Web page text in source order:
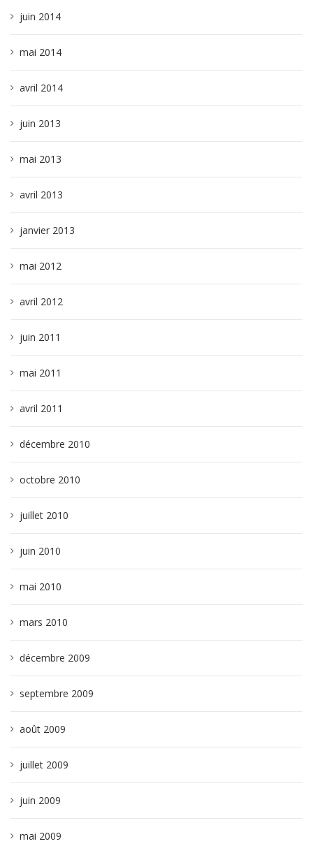
juin 2014
mai 2014
avril 2014
juin 2013
mai 2013
avril 2013
janvier 2013
mai 2012
avril 2012
juin 2011
mai 2011
avril 2011
décembre 2010
octobre 2010
juillet 2010
juin 2010
mai 2010
mars 2010
décembre 2009
septembre 2009
août 2009
juillet 2009
juin 2009
mai 2009